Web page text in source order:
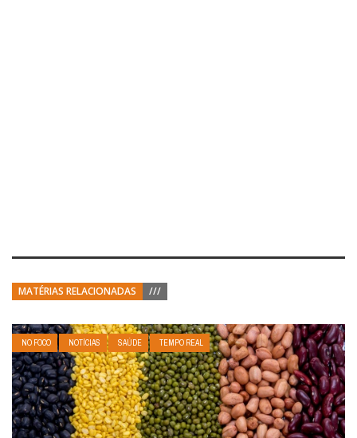
MATÉRIAS RELACIONADAS ///
NO FOCO NOTÍCIAS SAÚDE TEMPO REAL